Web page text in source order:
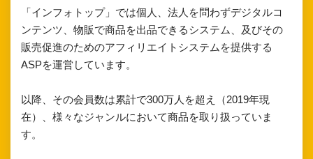
「インフォトップ」では個人、法人を問わずデジタルコ
ンテンツ、物販で商品を出品できるシステム、及びその
販売促進のためのアフィリエイトシステムを提供する
ASPを運営しています。
以降、その会員数は累計で300万人を超え（2019年現
在）、様々なジャンルにおいて商品を取り扱っていま
す。